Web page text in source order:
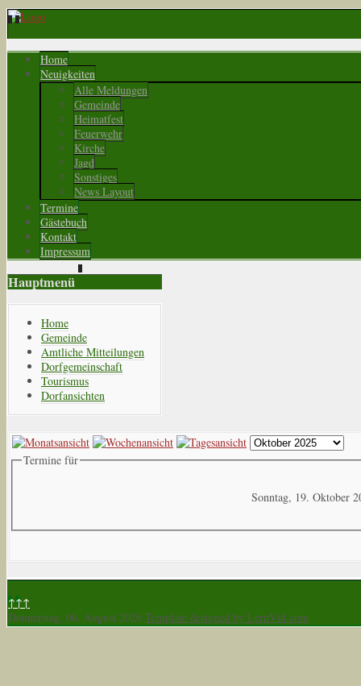
Home
Neuigkeiten
Alle Meldungen
Gemeinde
Heimatfest
Feuerwehr
Kirche
Jagd
Sonstiges
News Layout
Termine
Gästebuch
Kontakt
Impressum
Hauptmenü
Home
Gemeinde
Amtliche Mitteilungen
Dorfgemeinschaft
Tourismus
Dorfansichten
Termine für
Sonntag, 19. Oktober
↑↑↑
Donnerstag, 06. August 2026 Template designed by LernVid.com